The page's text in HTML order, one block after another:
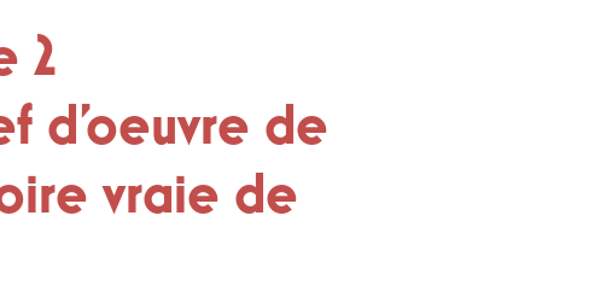
2
d'oeuvre de
vraie de